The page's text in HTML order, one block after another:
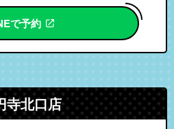
で予約
寺北口店